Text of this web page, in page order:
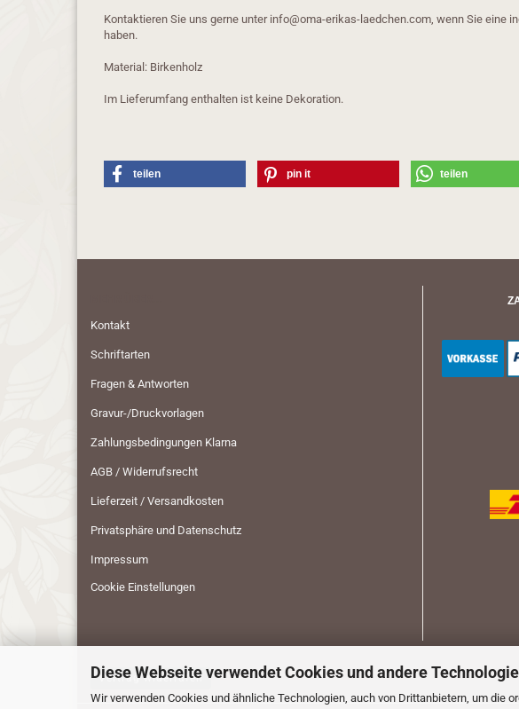
Diese Webseite verwendet Cookies und andere
Wir verwenden Cookies und ähnliche Technologien, auch von Drittanbietern, um die
Kontaktieren Sie uns gerne unter info@oma-erikas-laedchen.com, wenn Sie eine
haben.
Material: Birkenholz
Im Lieferumfang enthalten ist keine Dekoration.
teilen pin it teilen
Kontakt
Schriftarten
Fragen & Antworten
Gravur-/Druckvorlagen
Zahlungsbedingungen Klarna
AGB / Widerrufsrecht
Lieferzeit / Versandkosten
Privatsphäre und Datenschutz
Impressum
Cookie Einstellungen
Vertrag widerrufen